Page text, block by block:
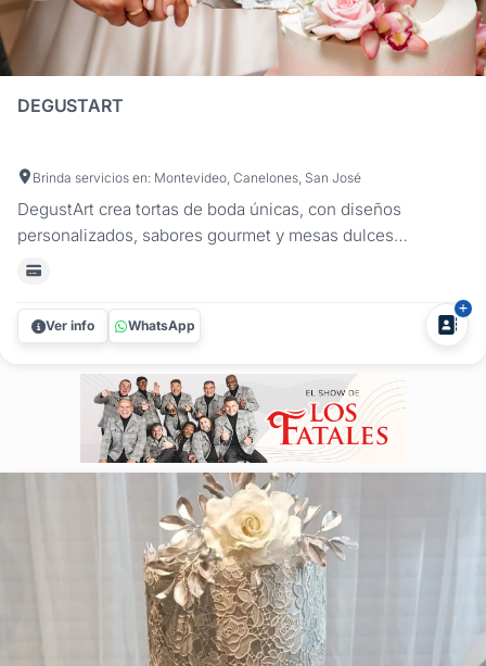
DEGUSTART
Brinda servicios en: Montevideo, Canelones, San José
DegustArt crea tortas de boda únicas, con diseños
personalizados, sabores gourmet y mesas dulces
temáticas. También ofrecemos organización integral de
¡Consultanos para hacer tu casamiento inolvidable! La torta
de tu boda, tan especial...
Ver info WhatsApp